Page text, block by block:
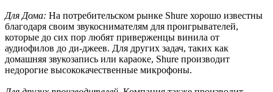
Для Дома: На потребительском рынке Shure хорошо известны
благодаря своим звукоснимателям для проигрывателей,
которые до сих пор любят приверженцы винила от
аудиофилов до ди-джеев. Для других задач, таких как
домашняя звукозапись или караоке, Shure производит
недорогие высококачественные микрофоны.